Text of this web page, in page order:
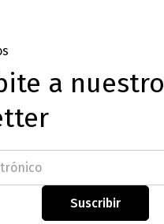
a nuestro